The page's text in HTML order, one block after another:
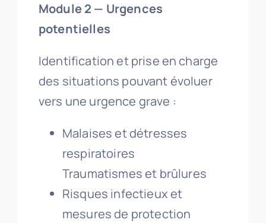
Module 2 — Urgences
potentielles
Identification et prise en charge
des situations pouvant évoluer
vers une urgence grave :
Malaises et détresses
respiratoires
Traumatismes et brûlures
Risques infectieux et
mesures de protection